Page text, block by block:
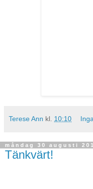
Terese Ann kl. 10:10
måndag 30 augusti
Tänkvärt!